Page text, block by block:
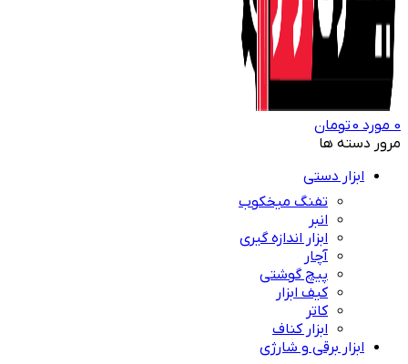
0 مورد 0تومان
مرور دسته ها
ابزار دستی
تفنگ میخکوب
انبر
ابزار اندازه گیری
آچار
پیچ گوشتی
کیف ابزار
کاتر
ابزار کناف
ابزار برقی و شارژی